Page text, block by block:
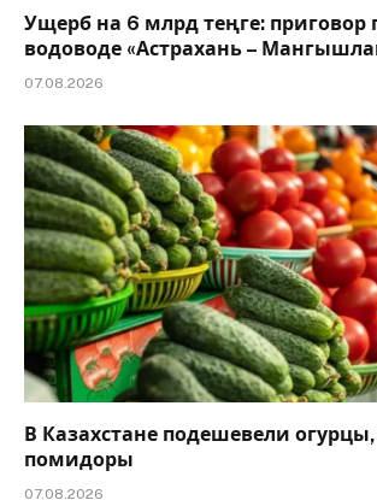
Ущерб на 6 млрд теңге: приговор
водоводе «Астрахань –
07.08.2026
В Казахстане подешевели огурцы,
помидоры
07.08.2026